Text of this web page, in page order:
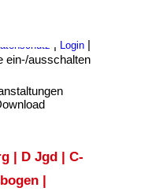
| Login |
| D Jgd| C-
|